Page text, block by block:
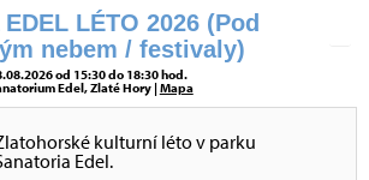
EDEL LÉTO 2026 (Pod
nebem / festivaly)
od 15:30 do 18:30 hod.
Edel, Zlaté Hory |Mapa
kulturní léto v parku
Edel.